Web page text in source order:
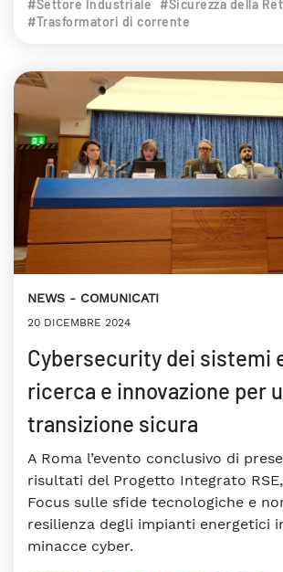
#Settore Industriale
#Sicurezza della
#Trasformatori di corrente
NEWS COMUNICATI
20 DICEMBRE 2024
Cybersecurity dei sistemi
ricerca e innovazione per
transizione sicura
A Roma l’evento conclusivo di
risultati del Progetto Integrato RSE,
Focus sulle sfide tecnologiche e
resilienza degli impianti energetici
minacce cyber.